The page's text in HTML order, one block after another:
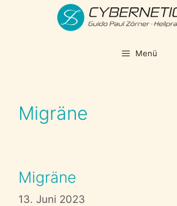
Menü
Migräne
Migräne
13. Juni 2023